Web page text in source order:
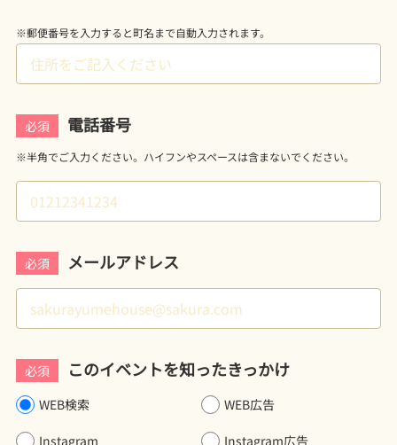
※郵便番号を入力すると町名まで自動入力されます。
必須 電話番号
※半角でご入力ください。ハイフンやスペースは含まないでください。
必須 メールアドレス
必須 このイベントを知ったきっかけ
WEB検索 WEB広告
Instagram Instagram広告